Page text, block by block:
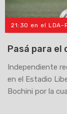
21:30 en el LDA-
Pasá para el
Independiente
en el Estadio
Bochini por la